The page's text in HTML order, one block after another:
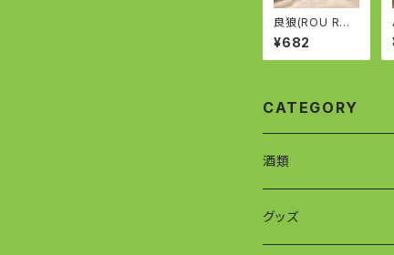
良狼(ROU RO
U)- 吉野杉のペ
ールエール - En
glish Pale Ale
¥682
CATEGORY
酒類
グッズ